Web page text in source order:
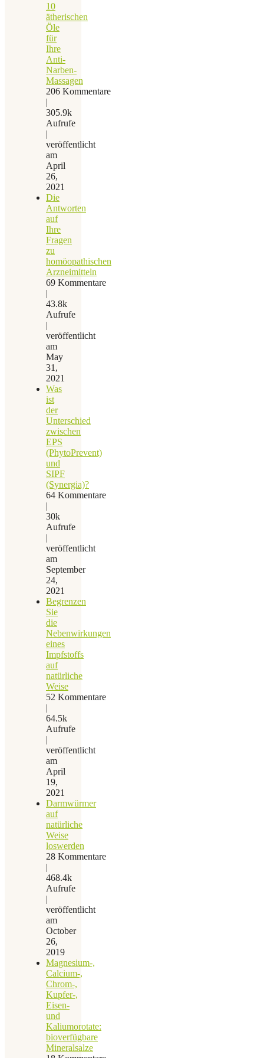
10
ätherischen
Öle
für
Ihre
Anti-
Narben-
Massagen
206 Kommentare
|
305.9k
Aufrufe
|
veröffentlicht
am
April
26,
2021
Die
Antworten
auf
Ihre
Fragen
zu
homöopathischen
Arzneimitteln
69 Kommentare
|
43.8k
Aufrufe
|
veröffentlicht
am
May
31,
2021
Was
ist
der
Unterschied
zwischen
EPS
(PhytoPrevent)
und
SIPF
(Synergia)?
64 Kommentare
|
30k
Aufrufe
|
veröffentlicht
am
September
24,
2021
Begrenzen
Sie
die
Nebenwirkungen
eines
Impfstoffs
auf
natürliche
Weise
52 Kommentare
|
64.5k
Aufrufe
|
veröffentlicht
am
April
19,
2021
Darmwürmer
auf
natürliche
Weise
loswerden
28 Kommentare
|
468.4k
Aufrufe
|
veröffentlicht
am
October
26,
2019
Magnesium-,
Calcium-,
Chrom-,
Kupfer-,
Eisen-
und
Kaliumorotate:
bioverfügbare
Mineralsalze